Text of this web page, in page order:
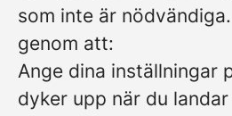
som inte är
genom att:
Ange dina inställningar
dyker upp när du